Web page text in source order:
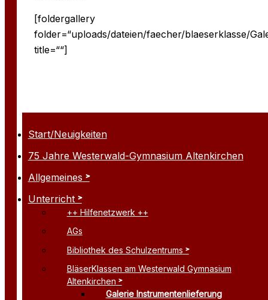
Start/Neuigkeiten
75 Jahre Westerwald-Gymnasium Altenkirchen
Allgemeines
Unterricht
++ Hilfenetzwerk ++
AGs
Bibliothek des Schulzentrums
BläserKlassen am Westerwald Gymnasium
Altenkirchen
Galerie Instrumentenlieferung
[foldergallery
folder=“uploads/dateien/faecher/blaeserklasse/
title=““]